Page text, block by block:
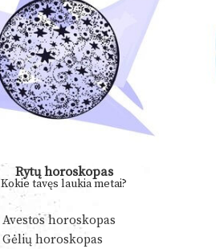
Rytų horoskopas
Kokie tavęs laukia metai?
Avestos horoskopas
Gėlių horoskopas